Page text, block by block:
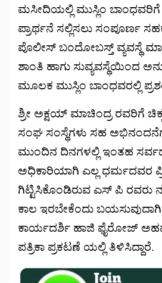
ಮಸೀದಿಯಲ್ಲಿ ಮುಸ್ಲಿಂ
ಪ್ರಾರ್ಥನೆ ಸಲ್ಲಿಸಲು ಸಂಪೂರ್ಣ
ಪೊಲೀಸ್ ಬಂದೋಬಸ್ತ್ ವ್ಯವಸ್ಥೆ
ಶಾಂತಿ ಹಾಗು ಸುವ್ಯವಸ್ಥೆಯಿಂದ
ಮೂಲಕ ಮುಸ್ಲಿಂ ಬಾಂಧವರಲ್ಲಿ
ಶ್ರೀ ಅಕ್ಷಯ್ ಮಾಚಿಂದ್ರ ರವರಿಗೆ
ಸಂಘ ಸಂಸ್ಥೆಗಳು ಸಹ
ಮುಂದಿನ ದಿನಗಳಲ್ಲಿ ಇಂತಹ
ಅಧಿಕಾರಿಯಾಗಿ ಎಲ್ಲ ಧರ್ಮದವರ
ಗಿಟ್ಟಿಸಿಕೊಂಡಿರುವ ಎಸ್ ಪಿ ರವರು
ಕಾಲ ಇರಬೇಕೆಂದು ಬಯಸುವುದಾಗಿ
ಕಾರ್ಯದರ್ಶಿ ಹಾಜಿ ಫೈರೋಜ್
ಪತ್ರಿಕಾ ಪ್ರಕಟಣೆ ಯಲ್ಲಿ ತಿಳಿಸಿದ್ದಾರೆ.